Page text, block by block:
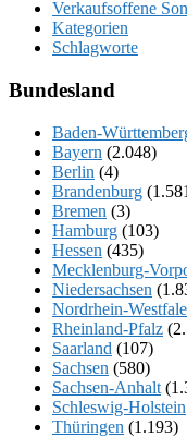
Verkaufsoffene
Kategorien
Schlagworte
Bundesland
Baden-
Bayern (2.048)
Berlin (4)
Brandenburg
Bremen (3)
Hamburg (103)
Hessen (435)
Mecklenburg-
Niedersachsen
Nordrhein-
Rheinland-Pfalz
Saarland (107)
Sachsen (580)
Sachsen-Anhalt
Schleswig-Holstein
Thüringen (1.193)